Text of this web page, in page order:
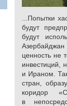
...Попытки
будут
будут
ценность не
инвестиций,
и Ираном.
стран,
коридор
в